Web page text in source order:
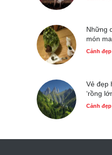
Những
món
Cảnh
Vẻ đẹp
‘rồng
Cảnh